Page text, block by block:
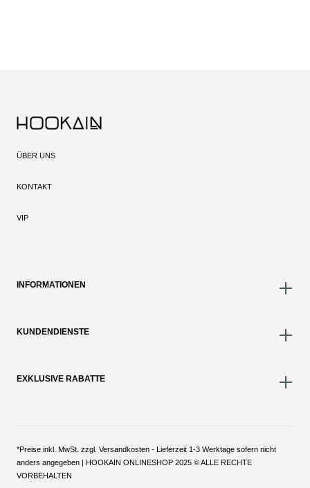
ÜBER UNS
KONTAKT
VIP
INFORMATIONEN
KUNDENDIENSTE
EXKLUSIVE RABATTE
*Preise inkl. MwSt. zzgl. Versandkosten - Lieferzeit 1-3 Werktage sofern nicht
anders angegeben | HOOKAIN ONLINESHOP 2025 © ALLE RECHTE
VORBEHALTEN